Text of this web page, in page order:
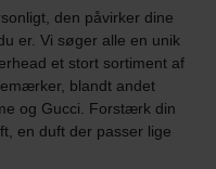
den påvirker dine
er. Vi søger alle en unik
et stort sortiment af
blandt andet
og Gucci. Forstærk din
en duft der passer lige